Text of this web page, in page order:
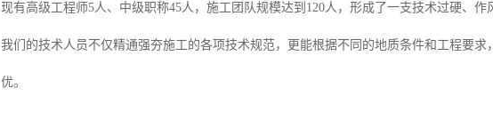
现有高级工程师5人、中级职称45人，施工团队规模达到120人，形成了一支技术过硬、作
我们的技术人员不仅精通强夯施工的各项技术规范，更能根据不同的地质条件和工程要
优。